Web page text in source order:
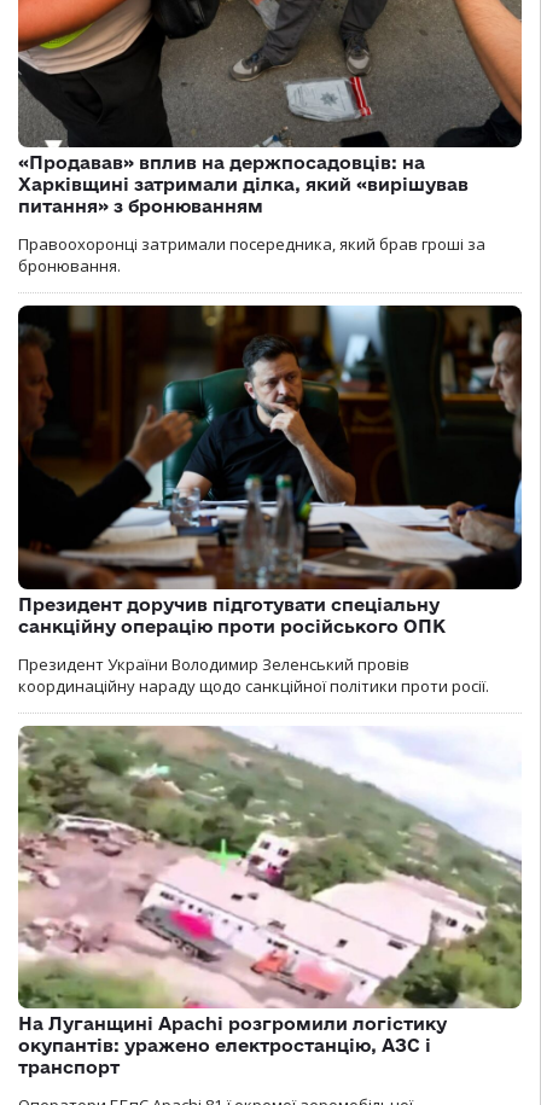
«Продавав» вплив на держпосадовців: на
Харківщині затримали ділка, який «вирішував
питання» з бронюванням
Правоохоронці затримали посередника, який брав гроші за
бронювання.
Президент доручив підготувати спеціальну
санкційну операцію проти російського ОПК
Президент України Володимир Зеленський провів
координаційну нараду щодо санкційної політики проти росії.
На Луганщині Apachi розгромили логістику
окупантів: уражено електростанцію, АЗС і
транспорт